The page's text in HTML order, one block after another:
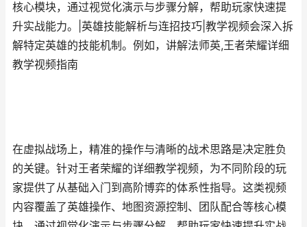
核心模块，通过视觉化演示与步骤分解，帮助玩家快速提
升实战能力。|英雄技能解析与连招技巧|教学视频会深入拆
解特定英雄的技能机制。例如，讲解法师英,王者荣耀详细
教学视频指南
在虚拟战场上，精准的操作与清晰的战术思路是决定胜负
的关键。针对王者荣耀的详细教学视频，为不同阶段的玩
家提供了从基础入门到高阶博弈的体系性指导。这类视频
内容覆盖了英雄操作、地图资源控制、团队配合等核心模